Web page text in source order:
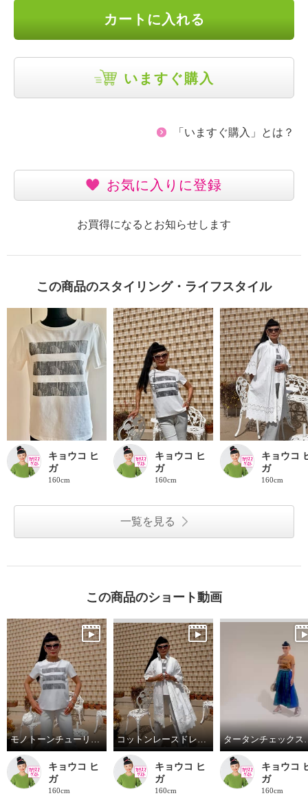
カートに入れる
いますぐ購入
「いますぐ購入」とは？
お気に入りに登録
お買得になるとお知らせします
この商品のスタイリング・ライフスタイル
キョウコ ヒ
ガ
160cm
キョウコ ヒ
ガ
160cm
キョウコ
ガ
160cm
一覧を見る
この商品のショート動画
モノトーンチューリップ柄のTシャツ
キョウコ ヒ
ガ
160cm
コットンレースドレスコート
キョウコ ヒ
ガ
160cm
タータンチェ
キョウコ
ガ
160cm